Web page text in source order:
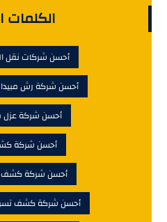
الكلمات
أحسن شركات نقل
أحسن شركة رش
أحسن شركة عزل
أحسن شركة
أحسن شركة كشف
أحسن شركة كشف